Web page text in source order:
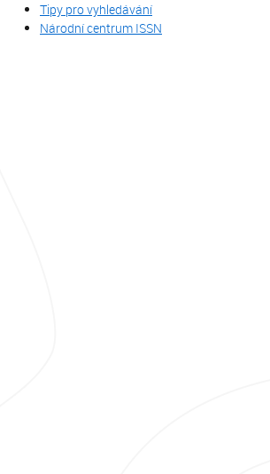
Tipy pro vyhledávání
Národní centrum ISSN